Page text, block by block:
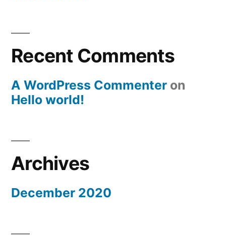
Recent Comments
A WordPress Commenter on
Hello world!
Archives
December 2020